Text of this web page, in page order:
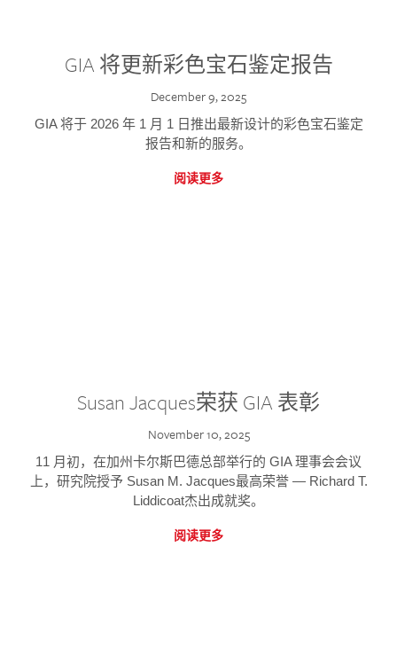
GIA 将更新彩色宝石鉴定报告
December 9, 2025
GIA 将于 2026 年 1 月 1 日推出最新设计的彩色宝石鉴定
报告和新的服务。
阅读更多
Susan Jacques荣获 GIA 表彰
November 10, 2025
11 月初，在加州卡尔斯巴德总部举行的 GIA 理事会会议
上，研究院授予 Susan M. Jacques最高荣誉 — Richard T.
Liddicoat杰出成就奖。
阅读更多